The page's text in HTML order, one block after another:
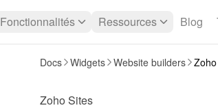
Fonctionnalités Ressources Blog
Docs Widgets Website builders
Zoho Sites